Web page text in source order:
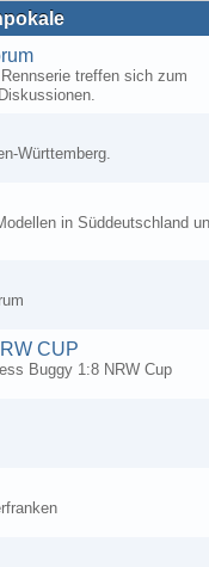
treffen sich zum
Württemberg.
in Süddeutschland
CUP
Buggy 1:8 NRW Cup